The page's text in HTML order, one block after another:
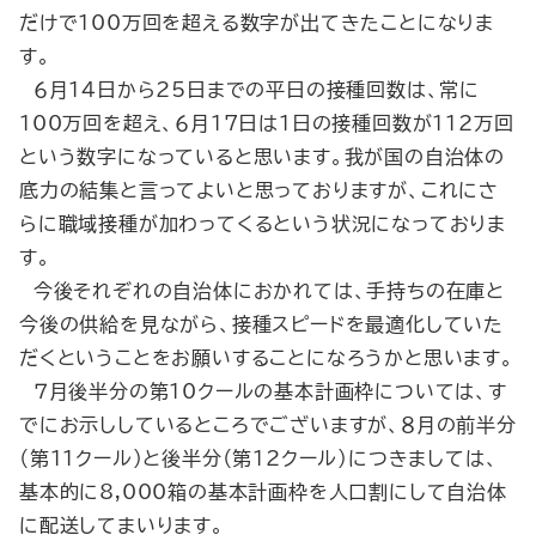
だけで100万回を超える数字が出てきたことになりま
す。
６月14日から25日までの平日の接種回数は、常に
100万回を超え、６月17日は1日の接種回数が112万回
という数字になっていると思います。我が国の自治体の
底力の結集と言ってよいと思っておりますが、これにさ
らに職域接種が加わってくるという状況になっておりま
す。
今後それぞれの自治体におかれては、手持ちの在庫と
今後の供給を見ながら、接種スピードを最適化していた
だくということをお願いすることになろうかと思います。
７月後半分の第10クールの基本計画枠については、す
でにお示ししているところでございますが、８月の前半分
（第11クール）と後半分（第12クール）につきましては、
基本的に8,000箱の基本計画枠を人口割にして自治体
に配送してまいります。